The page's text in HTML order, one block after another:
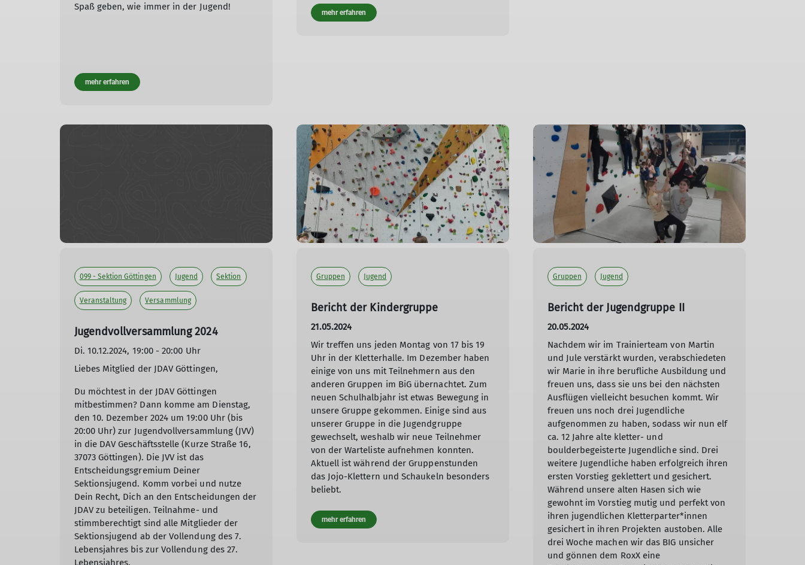
Spaß geben, wie immer in der Jugend!
mehr erfahren
mehr erfahren
099 - Sektion Göttingen Jugend Sektion
Veranstaltung Versammlung
Jugendvollversammlung 2024
Di. 10.12.2024, 19:00 - 20:00 Uhr
Liebes Mitglied der JDAV Göttingen,
Du möchtest in der JDAV Göttingen
mitbestimmen? Dann komme am Dienstag,
den 10. Dezember 2024 um 19:00 Uhr (bis
20:00 Uhr) zur Jugendvollversammlung (JVV)
in die DAV Geschäftsstelle (Kurze Straße 16,
37073 Göttingen). Die JVV ist das
Entscheidungsgremium Deiner
Sektionsjugend. Komm vorbei und nutze
Dein Recht, Dich an den Entscheidungen der
JDAV zu beteiligen. Teilnahme- und
stimmberechtigt sind alle Mitglieder der
Sektionsjugend ab der Vollendung des 7.
Lebensjahres bis zur Vollendung des 27.
Gruppen Jugend
Bericht der Kindergruppe
21.05.2024
Wir treffen uns jeden Montag von 17 bis 19
Uhr in der Kletterhalle. Im Dezember haben
einige von uns mit Teilnehmern aus den
anderen Gruppen im BiG übernachtet. Zum
neuen Schulhalbjahr ist etwas Bewegung in
unsere Gruppe gekommen. Einige sind aus
unserer Gruppe in die Jugendgruppe
gewechselt, weshalb wir neue Teilnehmer
von der Warteliste aufnehmen konnten.
Aktuell ist während der Gruppenstunden
das Jojo-Klettern und Schaukeln besonders
beliebt.
mehr erfahren
Gruppen Jugend
Bericht der Jugendgruppe II
20.05.2024
Nachdem wir im Trainierteam von Martin
und Jule verstärkt wurden, verabschiedeten
wir Marie in ihre berufliche Ausbildung und
freuen uns, dass sie uns bei den nächsten
Ausflügen vielleicht besuchen kommt. Wir
freuen uns noch drei Jugendliche
aufgenommen zu haben, sodass wir nun elf
ca. 12 Jahre alte kletter- und
boulderbegeisterte Jugendliche sind. Drei
weitere Jugendliche haben erfolgreich ihren
ersten Vorstieg geklettert und gesichert.
Während unsere alten Hasen sich wie
gewohnt im Vorstieg mutig und perfekt von
ihren jugendlichen Kletterparter*innen
gesichert in ihren Projekten austoben. Alle
drei Woche machen wir das BIG unsicher
und gönnen dem RoxX eine